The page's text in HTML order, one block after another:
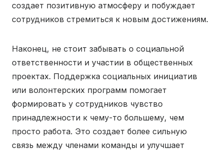
создает позитивную атмосферу и побуждает
сотрудников стремиться к новым достижениям.
Наконец, не стоит забывать о социальной
ответственности и участии в общественных
проектах. Поддержка социальных инициатив
или волонтерских программ помогает
формировать у сотрудников чувство
принадлежности к чему-то большему, чем
просто работа. Это создает более сильную
связь между членами команды и улучшает